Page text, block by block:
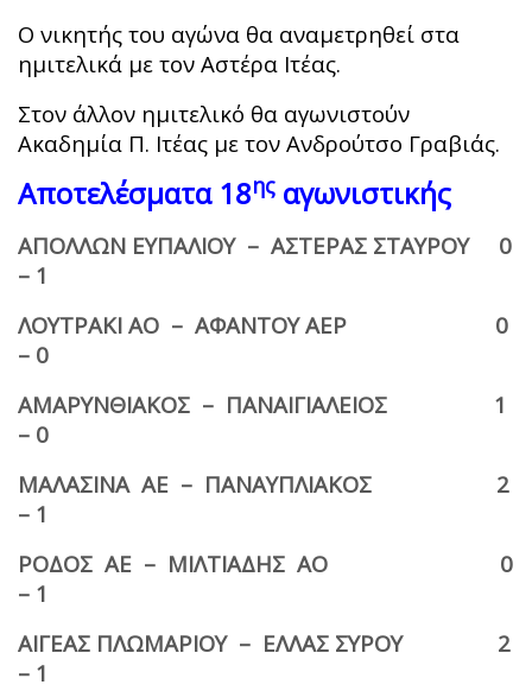
Ο νικητής του αγώνα θα αναμετρηθεί στα
ημιτελικά με τον Αστέρα Ιτέας.
Στον άλλον ημιτελικό θα αγωνιστούν
Ακαδημία Π. Ιτέας με τον Ανδρούτσο Γραβιάς.
Αποτελέσματα 18ης αγωνιστικής
ΑΠΟΛΛΩΝ ΕΥΠΑΛΙΟΥ – ΑΣΤΕΡΑΣ ΣΤΑΥΡΟΥ 0
– 1
ΛΟΥΤΡΑΚΙ ΑΟ – ΑΦΑΝΤΟΥ ΑΕΡ 0
– 0
ΑΜΑΡΥΝΘΙΑΚΟΣ – ΠΑΝΑΙΓΙΑΛΕΙΟΣ 1
– 0
ΜΑΛΑΣΙΝΑ ΑΕ – ΠΑΝΑΥΠΛΙΑΚΟΣ 2
– 1
ΡΟΔΟΣ ΑΕ – ΜΙΛΤΙΑΔΗΣ ΑΟ 0
– 1
ΑΙΓΕΑΣ ΠΛΩΜΑΡΙΟΥ – ΕΛΛΑΣ ΣΥΡΟΥ 2
– 1